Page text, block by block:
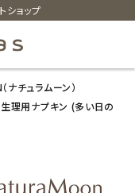
ショップ
ナチュラムーン）
理用ナプキン (多い日の